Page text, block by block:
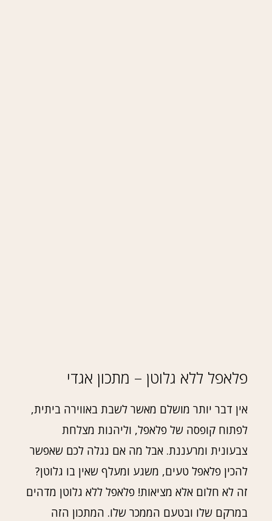
פלאפל ללא גלוטן – מתכון אגדי
אין דבר יותר מושלם מאשר לשבת באווירה ביתית,
לפתוח קופסה של פלאפל, וליהנות מצלחת
צבעונית ומרעננת. אבל מה אם נגלה לכם שאפשר
להכין פלאפל טעים, משגע ומעלף שאין בו גלוטן?
זה לא חלום אלא מציאות! פלאפל ללא גלוטן מדהים
במרקם שלו ובטעם הממכר שלו. המתכון הזה